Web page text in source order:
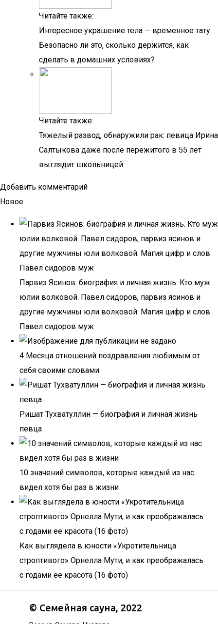
Читайте также:
Интересное украшение тела — временное тату.
Безопасно ли это, сколько держится, как
сделать в домашних условиях?
Читайте также:
Тяжелый развод, обнаружили рак: певица Ирина
Салтыкова даже после пережитого в 55 лет
выглядит школьницей
Добавить комментарий
Новое
Парвиз Ясинов: биография и личная жизнь. Кто муж
юлии волковой. Павел сидоров, парвиз ясинов и
другие мужчины юли волковой. Магия цифр и слов
Павел сидоров муж
4 Месяца отношений поздравления любимым от
себя своими словами
Ришат Тухватуллин — биография и личная жизнь
певца
10 значений символов, которые каждый из нас
видел хотя бы раз в жизни
Как выглядела в юности «Укротительница
строптивого» Орнелла Мути, и как преображалась
с годами ее красота (16 фото)
© Семейная сауна, 2022